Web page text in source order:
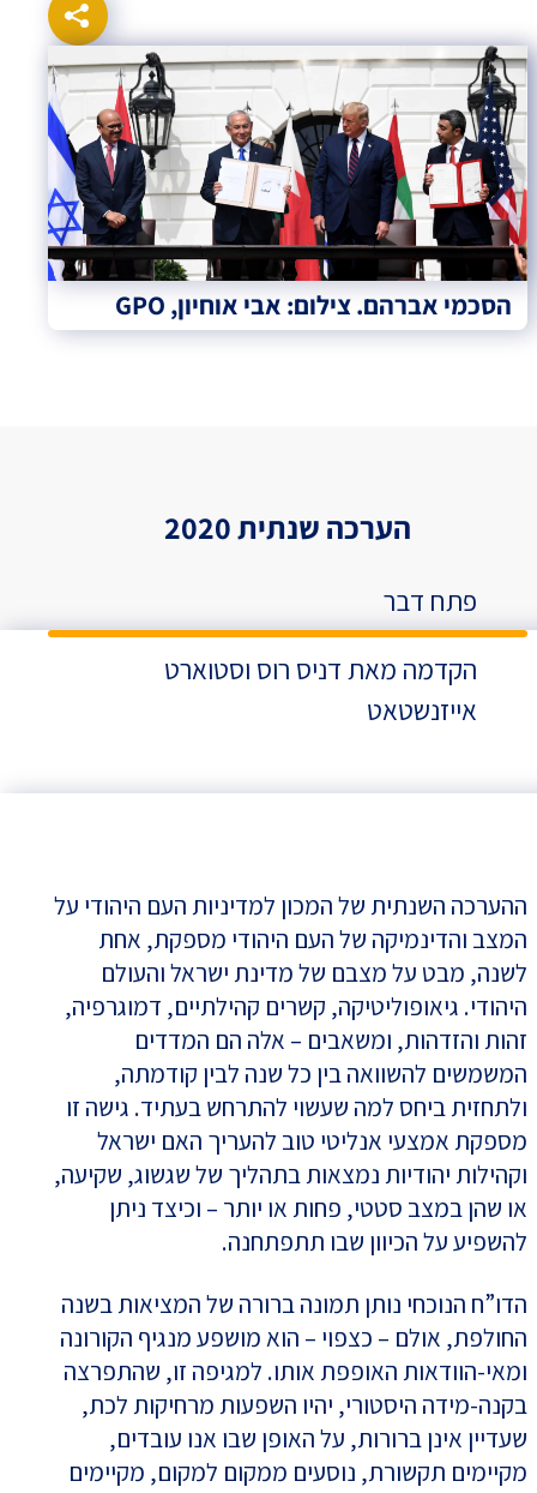
הסכמי אברהם. צילום: אבי אוחיון, GPO
הערכה שנתית 2020
פתח דבר
הקדמה מאת דניס רוס וסטוארט
אייזנשטאט
ההערכה השנתית של המכון למדיניות העם היהודי על
המצב והדינמיקה של העם היהודי מספקת, אחת
לשנה, מבט על מצבם של מדינת ישראל והעולם
היהודי. גיאופוליטיקה, קשרים קהילתיים, דמוגרפיה,
זהות והזדהות, ומשאבים – אלה הם המדדים
המשמשים להשוואה בין כל שנה לבין קודמתה,
ולתחזית ביחס למה שעשוי להתרחש בעתיד. גישה זו
מספקת אמצעי אנליטי טוב להעריך האם ישראל
וקהילות יהודיות נמצאות בתהליך של שגשוג, שקיעה,
או שהן במצב סטטי, פחות או יותר – וכיצד ניתן
להשפיע על הכיוון שבו תתפתחנה.
הדו”ח הנוכחי נותן תמונה ברורה של המציאות בשנה
החולפת, אולם – כצפוי – הוא מושפע מנגיף הקורונה
ומאי-הוודאות האופפת אותו. למגיפה זו, שהתפרצה
בקנה-מידה היסטורי, יהיו השפעות מרחיקות לכת,
שעדיין אינן ברורות, על האופן שבו אנו עובדים,
מקיימים תקשורת, נוסעים ממקום למקום, מקיימים